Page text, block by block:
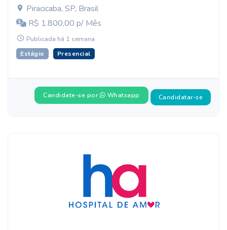
Piracicaba, SP, Brasil
R$ 1.800,00 p/ Mês
Publicada há 1 semana
Estágio Presencial
Candidate-se por Whatsapp Candidatar-se